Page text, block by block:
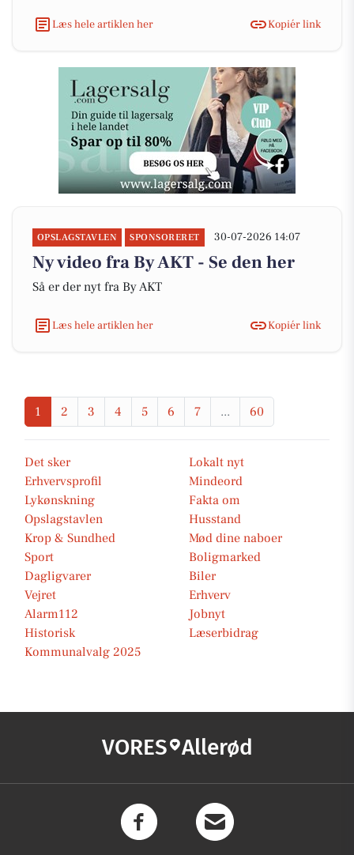
Læs hele artiklen her Kopiér link
OPSLAGSTAVLEN SPONSORERET 30-07-2026 14:07
Ny video fra By AKT - Se den her
Så er der nyt fra By AKT
Læs hele artiklen her Kopiér link
1 2 3 4 5 6 7 ... 60
Det sker
Lokalt nyt
Erhvervsprofil
Mindeord
Lykønskning
Fakta om
Opslagstavlen
Husstand
Krop & Sundhed
Mød dine naboer
Sport
Boligmarked
Dagligvarer
Biler
Vejret
Erhverv
Alarm112
Jobnyt
Historisk
Læserbidrag
Kommunalvalg 2025
VORES Allerød